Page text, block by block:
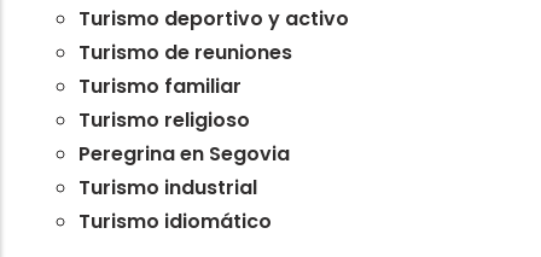
Turismo deportivo y activo
Turismo de reuniones
Turismo familiar
Turismo religioso
Peregrina en Segovia
Turismo industrial
Turismo idiomático